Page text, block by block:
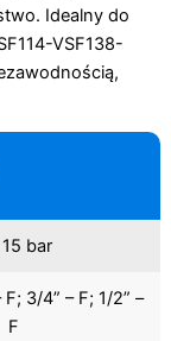
Idealny do
VSF138-
bar
F; 3/4” – F; 1/2” –
F